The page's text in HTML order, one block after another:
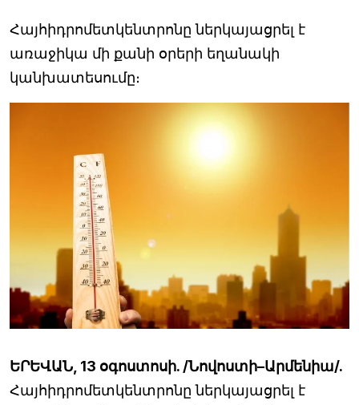
Հայհիդրոմետկենտրոնը ներկայացրել է
առաջիկա մի քանի օրերի եղանակի
կանխատեսումը։
ԵՐԵՎԱՆ, 13 օգոստոսի. /Նովոստի–Արմենիա/.
Հայհիդրոմետկենտրոնը ներկայացրել է